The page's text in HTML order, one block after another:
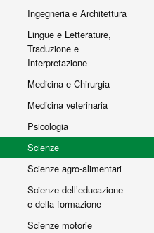
Ingegneria e Architettura
Lingue e Letterature,
Traduzione e
Interpretazione
Medicina e Chirurgia
Medicina veterinaria
Psicologia
Scienze
Scienze agro-alimentari
Scienze dell’educazione
e della formazione
Scienze motorie